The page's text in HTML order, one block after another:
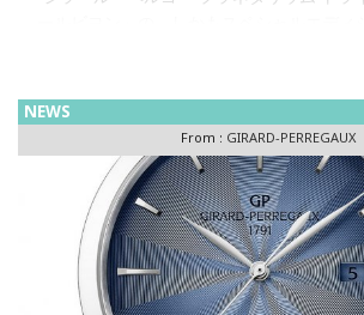
ヶ月ほど前、世界の時計マニアの間で、
NEWS
From : GIRARD-PERREGAUX